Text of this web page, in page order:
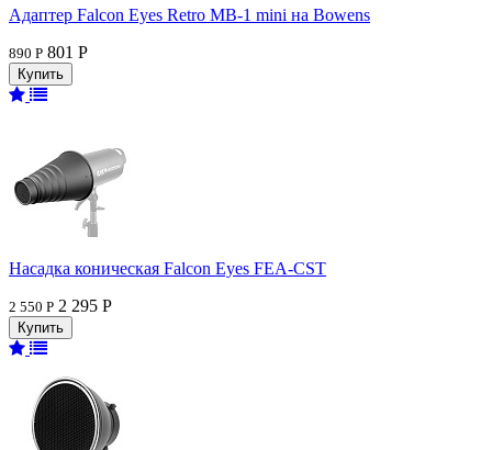
Адаптер Falcon Eyes Retro MB-1 mini на Bowens
890 Р 801 Р
Насадка коническая Falcon Eyes FEA-CST
2 550 Р 2 295 Р